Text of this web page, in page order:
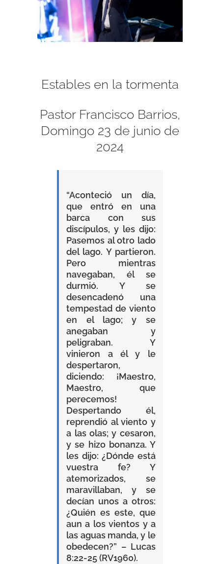
Estables en la tormenta
Pastor Francisco Barrios,
Domingo 23 de junio de
2024
“Aconteció un día,
que entró en una
barca con sus
discípulos, y les dijo:
Pasemos al otro lado
del lago. Y partieron.
Pero mientras
navegaban, él se
durmió. Y se
desencadenó una
tempestad de viento
en el lago; y se
anegaban y
peligraban. Y
vinieron a él y le
despertaron,
diciendo: ¡Maestro,
Maestro, que
perecemos!
Despertando él,
reprendió al viento y
a las olas; y cesaron,
y se hizo bonanza. Y
les dijo: ¿Dónde está
vuestra fe? Y
atemorizados, se
maravillaban, y se
decían unos a otros:
¿Quién es este, que
aun a los vientos y a
las aguas manda, y le
obedecen?” – Lucas
8:22-25 (RV1960).